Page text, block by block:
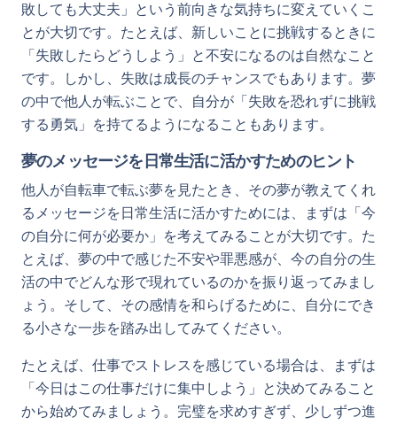
敗しても大丈夫」という前向きな気持ちに変えていくこ
とが大切です。たとえば、新しいことに挑戦するときに
「失敗したらどうしよう」と不安になるのは自然なこと
です。しかし、失敗は成長のチャンスでもあります。夢
の中で他人が転ぶことで、自分が「失敗を恐れずに挑戦
する勇気」を持てるようになることもあります。
夢のメッセージを日常生活に活かすためのヒント
他人が自転車で転ぶ夢を見たとき、その夢が教えてくれ
るメッセージを日常生活に活かすためには、まずは「今
の自分に何が必要か」を考えてみることが大切です。た
とえば、夢の中で感じた不安や罪悪感が、今の自分の生
活の中でどんな形で現れているのかを振り返ってみまし
ょう。そして、その感情を和らげるために、自分にでき
る小さな一歩を踏み出してみてください。
たとえば、仕事でストレスを感じている場合は、まずは
「今日はこの仕事だけに集中しよう」と決めてみること
から始めてみましょう。完璧を求めすぎず、少しずつ進